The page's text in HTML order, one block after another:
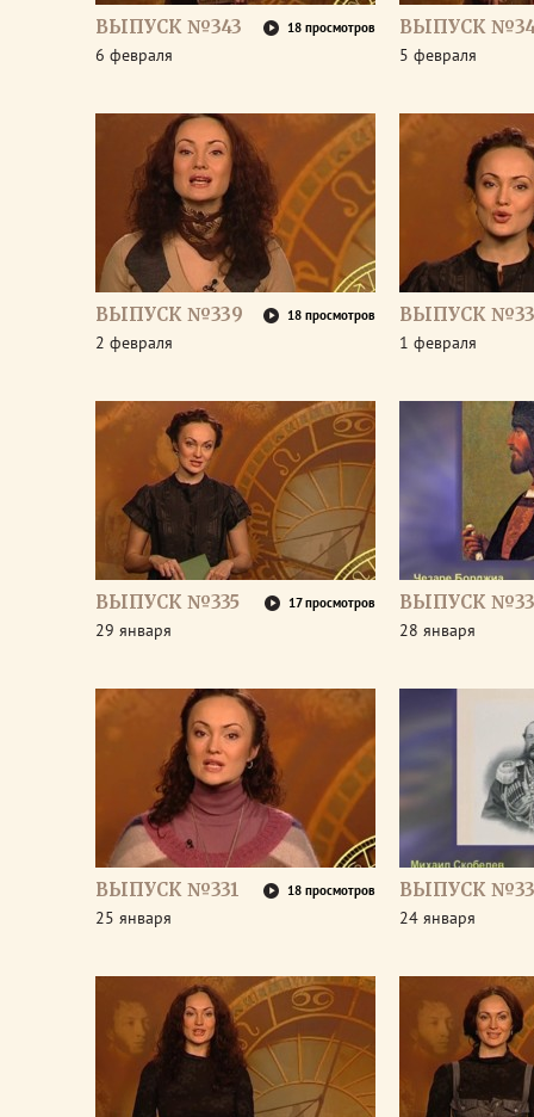
ВЫПУСК №343 18 просмотров
6 февраля
ВЫПУСК
5 февраля
ВЫПУСК №339 18 просмотров
2 февраля
ВЫПУСК
1 февраля
ВЫПУСК №335 17 просмотров
29 января
ВЫПУСК
28 января
ВЫПУСК №331 18 просмотров
25 января
ВЫПУСК
24 января